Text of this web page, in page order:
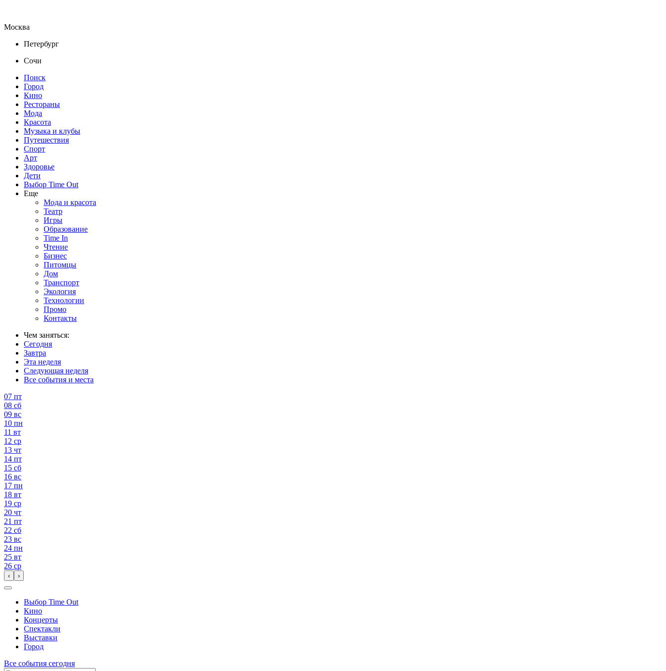
Москва
Петербург
Сочи
Поиск
Город
Кино
Рестораны
Мода
Красота
Музыка и клубы
Путешествия
Спорт
Арт
Здоровье
Дети
Выбор Time Out
Еще
Мода и красота
Театр
Игры
Образование
Time In
Чтение
Бизнес
Питомцы
Дом
Транспорт
Экология
Технологии
Промо
Контакты
Чем заняться:
Сегодня
Завтра
Эта неделя
Следующая неделя
Все события и места
07 пт
08 сб
09 вс
10 пн
11 вт
12 ср
13 чт
14 пт
15 сб
16 вс
17 пн
18 вт
19 ср
20 чт
21 пт
22 сб
23 вс
24 пн
25 вт
26 ср
‹ ›
Выбор Time Out
Кино
Концерты
Спектакли
Выставки
Город
Все события сегодня